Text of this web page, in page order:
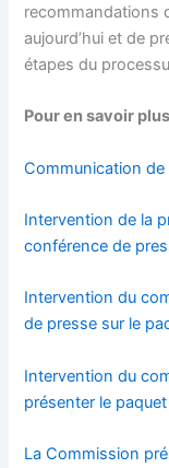
recommandations
aujourd’hui et de
étapes du
Pour en savoir
Communication
Intervention de la
conférence de
Intervention du
de presse sur le
Intervention du
présenter le
La Commission